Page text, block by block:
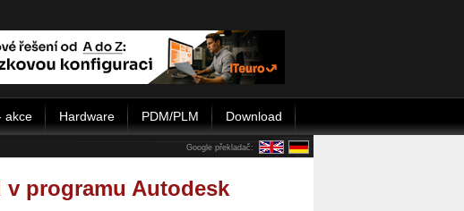
akce Hardware PDM/PLM Download
Google překladač:
v programu Autodesk